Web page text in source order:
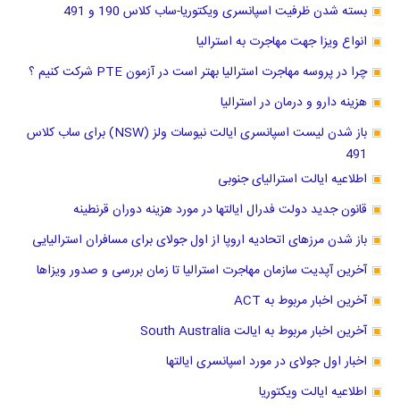
بسته شدن ظرفیت اسپانسری ویکتوریا-ساب کلاس 190 و 491
انواع ویزا جهت مهاجرت به استرالیا
چرا در پروسه مهاجرت استرالیا بهتر است در آزمون PTE شرکت کنیم ؟
هزینه دارو و درمان در استرالیا
باز شدن لیست اسپانسری ایالت نیوسات ولز (NSW) برای ساب کلاس
491
اطلاعیه ایالت استرالیای جنوبی
قانون جدید دولت فدرال ایالتها در مورد هزینه دوران قرنطینه
باز شدن مرزهای اتحادیه اروپا از اول جولای برای مسافران استرالیایی
آخرین آپدیت سازمان مهاجرت استرالیا تا زمان بررسی و صدور ویزاها
آخرین اخبار مربوط به ACT
آخرین اخبار مربوط به ایالت South Australia
اخبار اول جولای در مورد اسپانسری ایالتها
اطلاعیه ایالت ویکتوریا